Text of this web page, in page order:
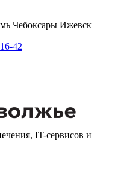
Чебоксары Ижевск
42
IT-сервисов и